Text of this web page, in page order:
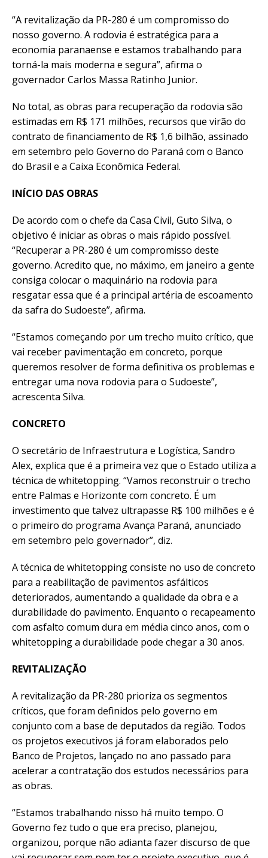
“A revitalização da PR-280 é um compromisso do
nosso governo. A rodovia é estratégica para a
economia paranaense e estamos trabalhando para
torná-la mais moderna e segura”, afirma o
governador Carlos Massa Ratinho Junior.
No total, as obras para recuperação da rodovia são
estimadas em R$ 171 milhões, recursos que virão do
contrato de financiamento de R$ 1,6 bilhão, assinado
em setembro pelo Governo do Paraná com o Banco
do Brasil e a Caixa Econômica Federal.
INÍCIO DAS OBRAS
De acordo com o chefe da Casa Civil, Guto Silva, o
objetivo é iniciar as obras o mais rápido possível.
“Recuperar a PR-280 é um compromisso deste
governo. Acredito que, no máximo, em janeiro a gente
consiga colocar o maquinário na rodovia para
resgatar essa que é a principal artéria de escoamento
da safra do Sudoeste”, afirma.
“Estamos começando por um trecho muito crítico, que
vai receber pavimentação em concreto, porque
queremos resolver de forma definitiva os problemas e
entregar uma nova rodovia para o Sudoeste”,
acrescenta Silva.
CONCRETO
O secretário de Infraestrutura e Logística, Sandro
Alex, explica que é a primeira vez que o Estado utiliza a
técnica de whitetopping. “Vamos reconstruir o trecho
entre Palmas e Horizonte com concreto. É um
investimento que talvez ultrapasse R$ 100 milhões e é
o primeiro do programa Avança Paraná, anunciado
em setembro pelo governador”, diz.
A técnica de whitetopping consiste no uso de concreto
para a reabilitação de pavimentos asfálticos
deteriorados, aumentando a qualidade da obra e a
durabilidade do pavimento. Enquanto o recapeamento
com asfalto comum dura em média cinco anos, com o
whitetopping a durabilidade pode chegar a 30 anos.
REVITALIZAÇÃO
A revitalização da PR-280 prioriza os segmentos
críticos, que foram definidos pelo governo em
conjunto com a base de deputados da região. Todos
os projetos executivos já foram elaborados pelo
Banco de Projetos, lançado no ano passado para
acelerar a contratação dos estudos necessários para
as obras.
“Estamos trabalhando nisso há muito tempo. O
Governo fez tudo o que era preciso, planejou,
organizou, porque não adianta fazer discurso de que